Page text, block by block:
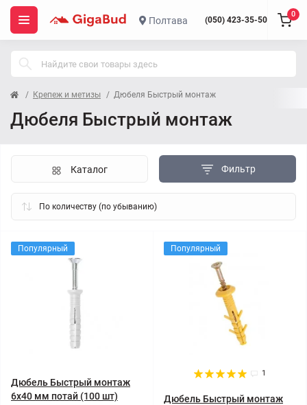
Полтава (050) 423-35-50
0
Крепеж и метизы Дюбеля Быстрый монтаж
Дюбеля Быстрый монтаж
Фильтр
Каталог
Популярный
Дюбель Быстрый монтаж
6x40 мм потай (100 шт)
Популярный
1
Дюбель Быстрый монтаж